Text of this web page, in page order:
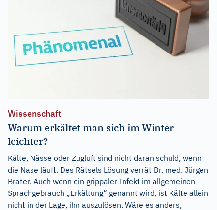
Wissenschaft
Warum erkältet man sich im Winter
leichter?
Kälte, Nässe oder Zugluft sind nicht daran schuld, wenn
die Nase läuft. Des Rätsels Lösung verrät Dr. med. Jürgen
Brater. Auch wenn ein grippaler Infekt im allgemeinen
Sprachgebrauch „Erkältung“ genannt wird, ist Kälte allein
nicht in der Lage, ihn auszulösen. Wäre es anders,